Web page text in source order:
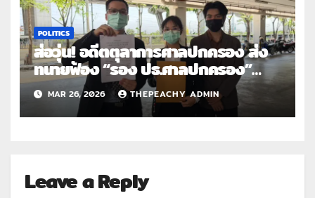
POLITICS
ส่อวุ่น! อดีตตุลาการศาลปกครอง ส่ง
ทนายฟ้อง “รอง ปธ.ศาลปกครอง”
รับรองคำพิพากษาเป็นเท็จ ระบุ ไม่ได้
ร่วมประชุมและมีมติคดี “บิ๊กโจ๊ก” ฟ้อง
“บิ๊กต่าย” เหตุเกษียณราชการไปก่อน
MAR 26, 2026 THEPEACHY ADMIN
Leave a Reply